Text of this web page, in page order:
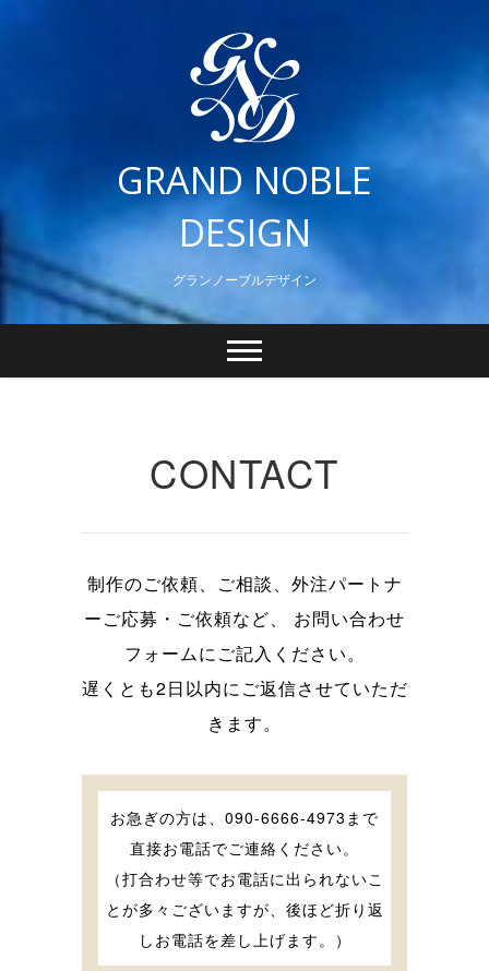
GRAND NOBLE
DESIGN
グランノーブルデザイン
CONTACT
制作のご依頼、ご相談、外注パートナ
ーご応募・ご依頼など、
お問い合わせ
フォームにご記入ください。
遅くとも2日以内にご返信させていただ
きます。
お急ぎの方は、090-6666-4973まで
直接お電話でご連絡ください。
（打合わせ等でお電話に出られないこ
とが多々ございますが、後ほど折り返
しお電話を差し上げます。）